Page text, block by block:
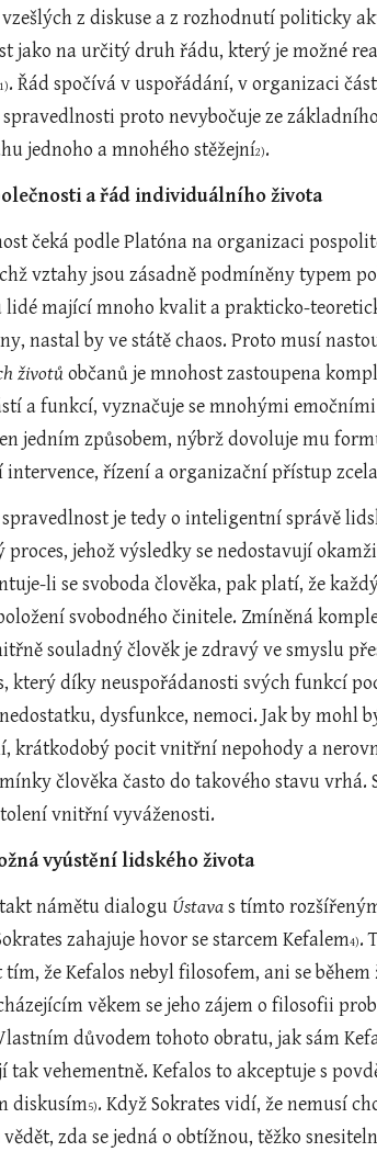
z diskuse a z rozhodnutí politicky
jako na určitý druh řádu, který je možné
1). Řád spočívá v uspořádání, v organizaci
spravedlnosti proto nevybočuje ze
jednoho a mnohého stěžejní2).
a řád individuálního života
čeká podle Platóna na organizaci
vztahy jsou zásadně podmíněny typem
lidé mající mnoho kvalit a prakticko-
životů občanů je mnohost zastoupena
a funkcí, vyznačuje se mnohými
jedním způsobem, nýbrž dovoluje mu
řízení a organizační přístup
proces, jehož výsledky se nedostavují
li se svoboda člověka, pak platí, že
svobodného činitele. Zmíněná
souladný člověk je zdravý ve smyslu
který díky neuspořádanosti svých funkcí
dysfunkce, nemoci. Jak by
krátkodobý pocit vnitřní nepohody a
člověka často do takového stavu
vnitřní vyváženosti.
vyústění lidského života
námětu dialogu
Ústava s tímto
zahajuje hovor se starcem Kefalem4).
že Kefalos nebyl filosofem, ani se
věkem se jeho zájem o filosofii
důvodem tohoto obratu, jak sám
tak vehementně. Kefalos to akceptuje s
diskusím5). Když Sokrates vidí, že nemusí
vědět, zda se jedná o obtížnou, těžko